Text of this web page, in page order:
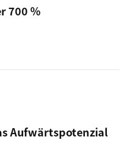
700 %
Aufwärtspotenzial